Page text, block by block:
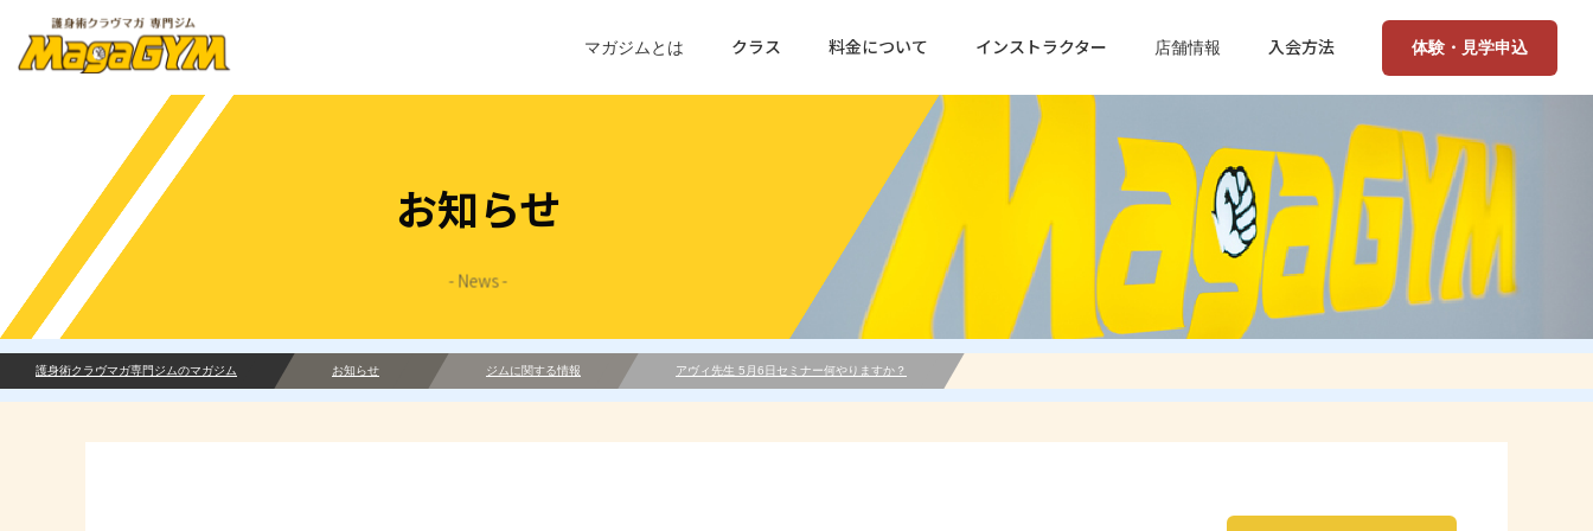
マガジムとは クラス 料金について インストラクター 店舗情報 入会方法 体験・見学申込
お知らせ
- News -
護身術クラヴマガ専門ジムのマガジム お知らせ ジムに関する情報 アヴィ先生 5月6日セミナー何やりますか？